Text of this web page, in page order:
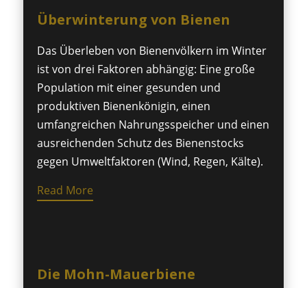
Überwinterung von Bienen
Das Überleben von Bienenvölkern im Winter
ist von drei Faktoren abhängig: Eine große
Population mit einer gesunden und
produktiven Bienenkönigin, einen
umfangreichen Nahrungsspeicher und einen
ausreichenden Schutz des Bienenstocks
gegen Umweltfaktoren (Wind, Regen, Kälte).
Read More
Die Mohn-Mauerbiene